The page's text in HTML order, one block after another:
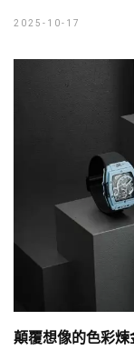
2025-10-17
顛覆想像的色彩